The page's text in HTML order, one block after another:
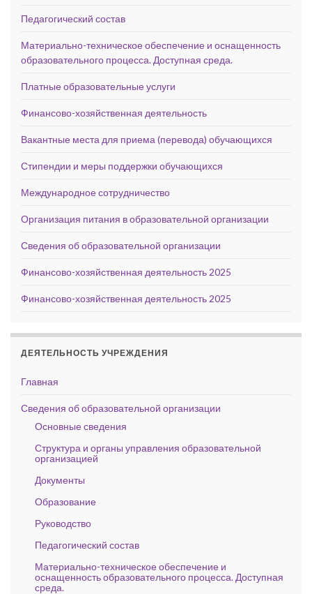
Педагогический состав
Материально-техническое обеспечение и оснащенность
образовательного процесса. Доступная среда.
Платные образовательные услуги
Финансово-хозяйственная деятельность
Вакантные места для приема (перевода) обучающихся
Стипендии и меры поддержки обучающихся
Международное сотрудничество
Организация питания в образовательной организации
Сведения об образовательной организации
Финансово-хозяйственная деятельность 2025
Финансово-хозяйственная деятельность 2025
ДЕЯТЕЛЬНОСТЬ УЧРЕЖДЕНИЯ
Главная
Сведения об образовательной организации
Основные сведения
Структура и органы управления образовательной
организацией
Документы
Образование
Руководство
Педагогический состав
Материально-техническое обеспечение и
оснащенность образовательного процесса. Доступная
среда.